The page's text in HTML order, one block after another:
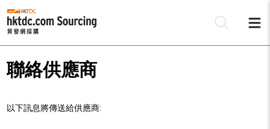
聯絡供應商
以下訊息將傳送給供應商: